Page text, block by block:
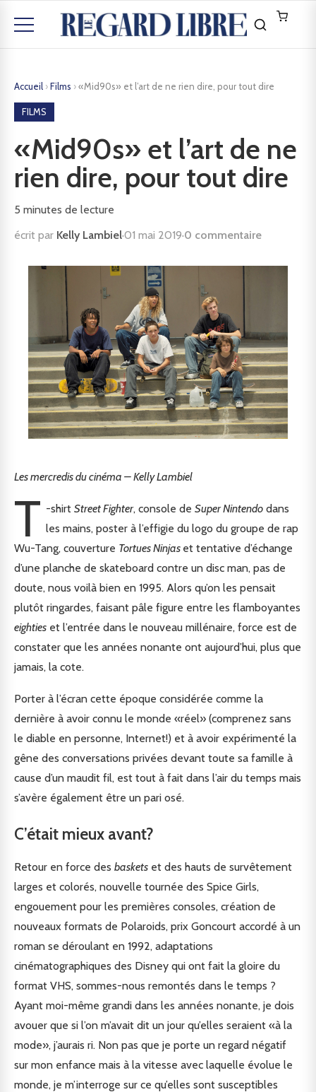
Accueil ›Films ›«Mid90s» et l’art de ne rien dire, pour tout dire
FILMS
«Mid90s» et l’art de ne
rien dire, pour tout dire
5 minutes de lecture
écrit par Kelly Lambiel·01 mai 2019·0 commentaire
Les mercredis du cinéma – Kelly Lambiel
T -shirtStreet Fighter, console deSuper Nintendo dans
les mains, poster à l’effigie du logo du groupe de rap
Wu-Tang, couverture Tortues Ninjas et tentative d’échange
d’une planche de skateboard contre un disc man, pas de
doute, nous voilà bien en 1995. Alors qu’on les pensait
plutôt ringardes, faisant pâle figure entre les flamboyantes
eighties et l’entrée dans le nouveau millénaire, force est de
constater que les années nonante ont aujourd’hui, plus que
jamais, la cote.
Porter à l’écran cette époque considérée comme la
dernière à avoir connu le monde «réel» (comprenez sans
le diable en personne, Internet!) et à avoir expérimenté la
gêne des conversations privées devant toute sa famille à
cause d’un maudit fil, est tout à fait dans l’air du temps mais
s’avère également être un pari osé.
C’était mieux avant?
Retour en force des baskets et des hauts de survêtement
larges et colorés, nouvelle tournée des Spice Girls,
engouement pour les premières consoles, création de
nouveaux formats de Polaroids, prix Goncourt accordé à un
roman se déroulant en 1992, adaptations
cinématographiques des Disney qui ont fait la gloire du
format VHS, sommes-nous remontés dans le temps ?
Ayant moi-même grandi dans les années nonante, je dois
avouer que si l’on m’avait dit un jour qu’elles seraient «à la
mode», j’aurais ri. Non pas que je porte un regard négatif
sur mon enfance mais à la vitesse avec laquelle évolue le
monde, je m’interroge sur ce qu’elles sont susceptibles